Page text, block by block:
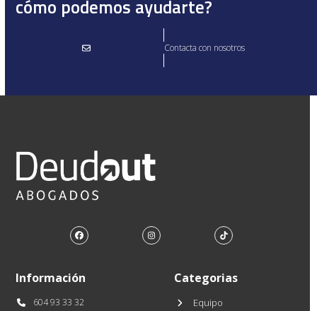
cómo podemos ayudarte?
Contacta con nosotros
Facebook Instagram Tiktok
Información
604 93 33 32
Categorias
Equipo